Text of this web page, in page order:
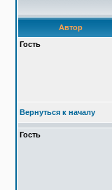
Автор
Гость
Вернуться к началу
Гость